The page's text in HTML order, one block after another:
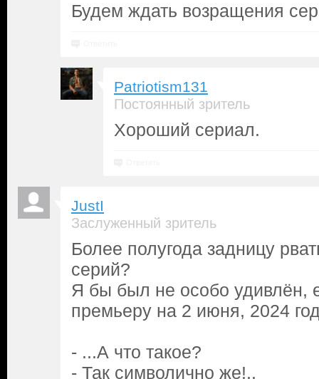
Будем ждать возращения
Patriotism131
Постоянный зритель
Хороший сериал.
JustI
Заслуженный зритель
Более полугода задницу
серий?
Я бы был не особо удивлён,
премьеру на 2 июня, 2024
- ...А что такое?
- Так символично же!..